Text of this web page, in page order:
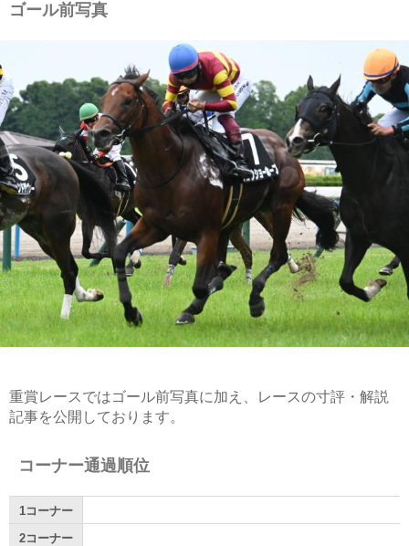
ゴール前写真
重賞レースではゴール前写真に加え、レースの寸評・解説
記事を公開しております。
コーナー通過順位
1コーナー
2コーナー